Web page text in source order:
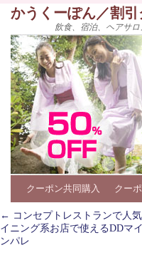
かうくーぽん／割
飲食、宿泊、ヘアサ
クーポン共同購入 クー
← コンセプトレストランで人
イニング系お店で使えるDDマ
ンパレ